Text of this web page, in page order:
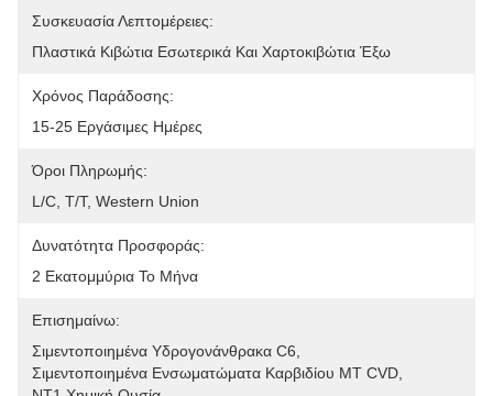
Συσκευασία Λεπτομέρειες:
Πλαστικά Κιβώτια Εσωτερικά Και Χαρτοκιβώτια Έξω
Χρόνος Παράδοσης:
15-25 Εργάσιμες Ημέρες
Όροι Πληρωμής:
L/C, T/T, Western Union
Δυνατότητα Προσφοράς:
2 Εκατομμύρια Το Μήνα
Επισημαίνω:
Σιμεντοποιημένα Υδρογονάνθρακα C6
Σιμεντοποιημένα Ενσωματώματα Καρβιδίου MT CVD